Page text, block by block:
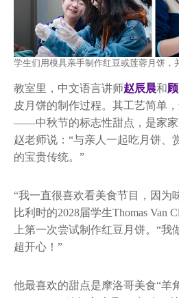
学生们用模具亲手制作红豆或莲蓉月饼，
教室里，中文语言讲师赵辰晨和
皮月饼的制作过程。其工艺简单
——中秋节的标志性甜点，是家家
赵老师说：“与亲人一起吃月饼、
的宝贵传统。”
“我一直很喜欢看美食节目，因为
比利时的2028届学生Thomas Van
上第一次尝试制作红豆月饼。“我
超开心！”
他最喜欢的甜点是摩洛哥美食“羊